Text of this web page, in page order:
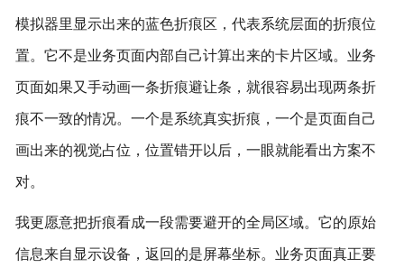
模拟器里显示出来的蓝色折痕区，代表系统层面的折痕位
置。它不是业务页面内部自己计算出来的卡片区域。业务
页面如果又手动画一条折痕避让条，就很容易出现两条折
痕不一致的情况。一个是系统真实折痕，一个是页面自己
画出来的视觉占位，位置错开以后，一眼就能看出方案不
对。
我更愿意把折痕看成一段需要避开的全局区域。它的原始
信息来自显示设备，返回的是屏幕坐标。业务页面真正要